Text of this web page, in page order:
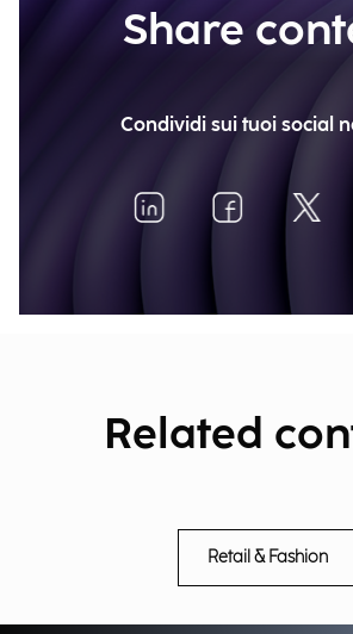
Share
Condividi sui tuoi social
Related
Retail & Fashion